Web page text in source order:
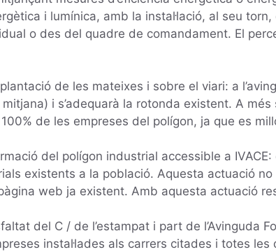
i lumínica, amb la instal·lació, al seu
o des del quadre de comandament. El
de les mateixes i sobre el viari: a
i s’adequarà la rotonda existent. A
de les empreses del polígon, ja que es
del polígon industrial accessible a
existents a la població. Aquesta actuació
web ja existent. Amb aquesta actuació
del C / de l’estampat i part de
instal·lades als carrers citades i totes